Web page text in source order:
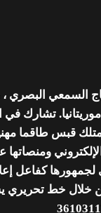
السمعي البصري
تشارك في
قبس طاقما
لجمهورها كفاعل
خلال خط تحريري